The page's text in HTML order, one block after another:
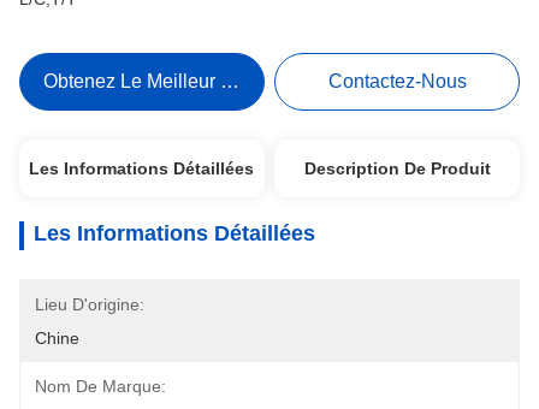
Obtenez Le Meilleur Prix Contactez-Nous
Les Informations Détaillées Description De Produit
Les Informations Détaillées
Lieu D'origine:
Chine
Nom De Marque: